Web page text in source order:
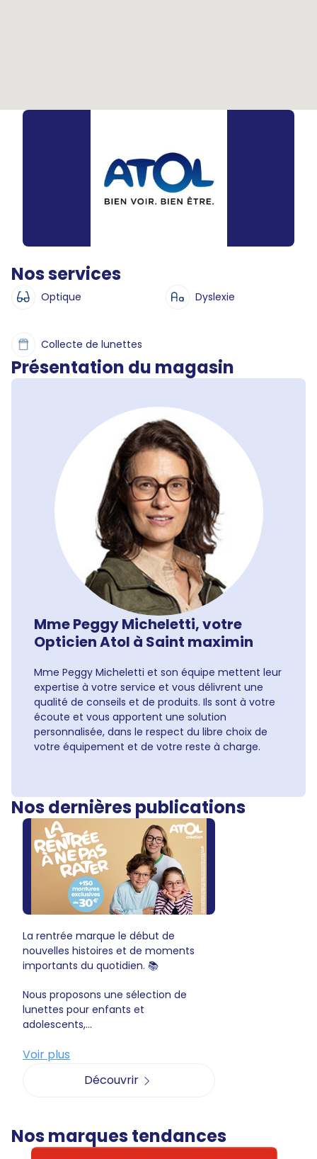
Nos services
Optique Dyslexie
Collecte de lunettes
Présentation du magasin
Mme Peggy Micheletti, votre
Opticien Atol à Saint maximin
Mme Peggy Micheletti et son équipe mettent leur
expertise à votre service et vous délivrent une
qualité de conseils et de produits. Ils sont à votre
écoute et vous apportent une solution
personnalisée, dans le respect du libre choix de
votre équipement et de votre reste à charge.
Nos dernières publications
La rentrée marque le début de
nouvelles histoires et de moments
importants du quotidien. 📚
Nous proposons une sélection de
lunettes pour enfants et
adolescents,...
Voir plus
Découvrir
Nos marques tendances